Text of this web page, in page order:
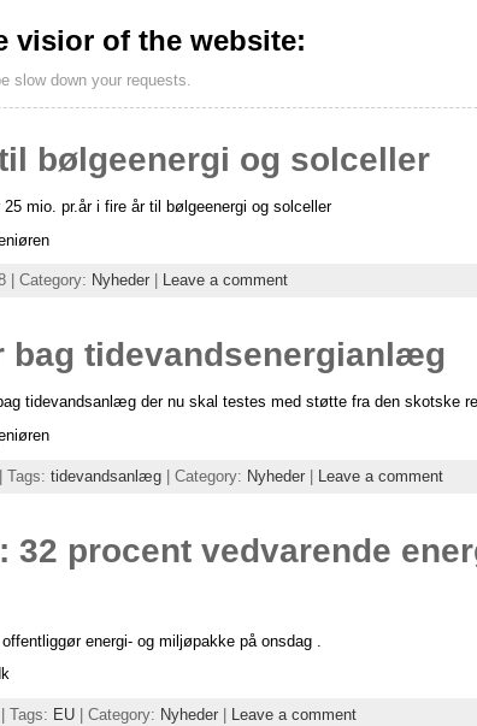
visior of the website:
slow down your requests.
bølgeenergi og solceller
25 mio. pr.år i fire år til bølgeenergi og solceller
| Category: Nyheder Leave a comment
bag tidevandsenergianlæg
tidevandsanlæg der nu skal testes med støtte fra den skotske
Tags: tidevandsanlæg | Category: Nyheder Leave a comment
32 procent vedvarende
energi- og miljøpakke på onsdag .
Tags: EU | Category: Nyheder Leave a comment